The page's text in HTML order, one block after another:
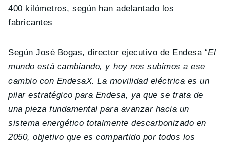
400 kilómetros, según han adelantado los
fabricantes
Según José Bogas, director ejecutivo de Endesa “El
mundo está cambiando, y hoy nos subimos a ese
cambio con EndesaX. La movilidad eléctrica es un
pilar estratégico para Endesa, ya que se trata de
una pieza fundamental para avanzar hacia un
sistema energético totalmente descarbonizado en
2050, objetivo que es compartido por todos los